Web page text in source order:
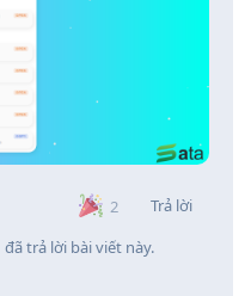
2
Trả lời
đã trả lời bài viết này.